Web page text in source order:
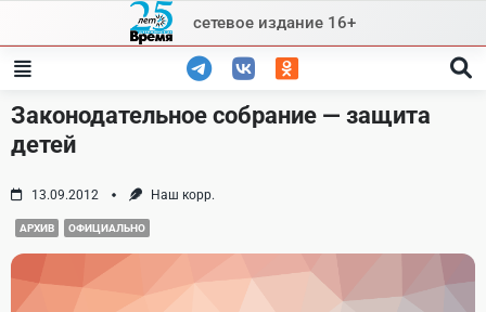
content
сетевое издание 16+
Законодательное собрание — защита
детей
13.09.2012 Наш корр.
АРХИВ ОФИЦИАЛЬНО